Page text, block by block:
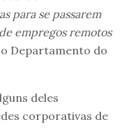
para se passarem
empregos remotos
Departamento do
deles
corporativas de